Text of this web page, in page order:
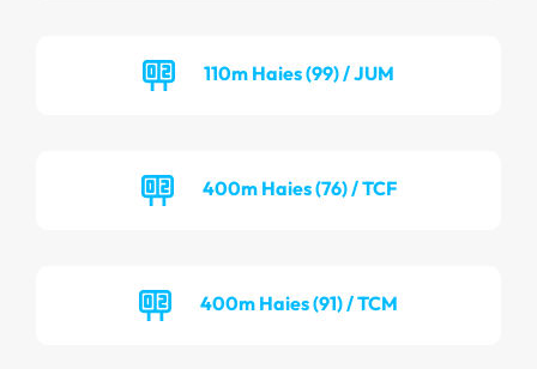
110m Haies (99) / JUM
400m Haies (76) / TCF
400m Haies (91) / TCM